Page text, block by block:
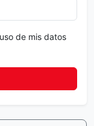
de mis datos